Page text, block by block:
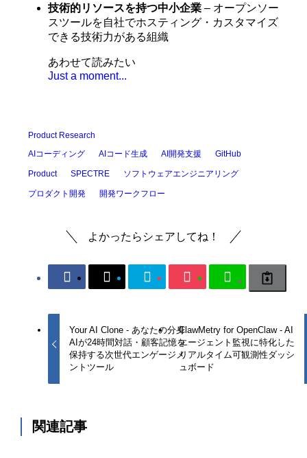
技術的リソースを持つ中小企業 – オープンソー
スツールを自社でホスティング・カスタマイズ
できる技術力がある組織
あわせて読みたい
Just a moment...
Product Research
AIコーディング
AIコード生成 AI開発支援 GitHub
Product SPECTRE ソフトウェアエンジニアリング
プロダクト開発 開発ワークフロー
よかったらシェアしてね！
Your AI Clone - あなたの分身
AIが24時間対話・顧客記憶を
保持する次世代エンゲージメ
ントツール
ClawMetry for OpenClaw - AI
エージェント監視に特化した
リアルタイム可観測性ダッシ
ュボード
関連記事